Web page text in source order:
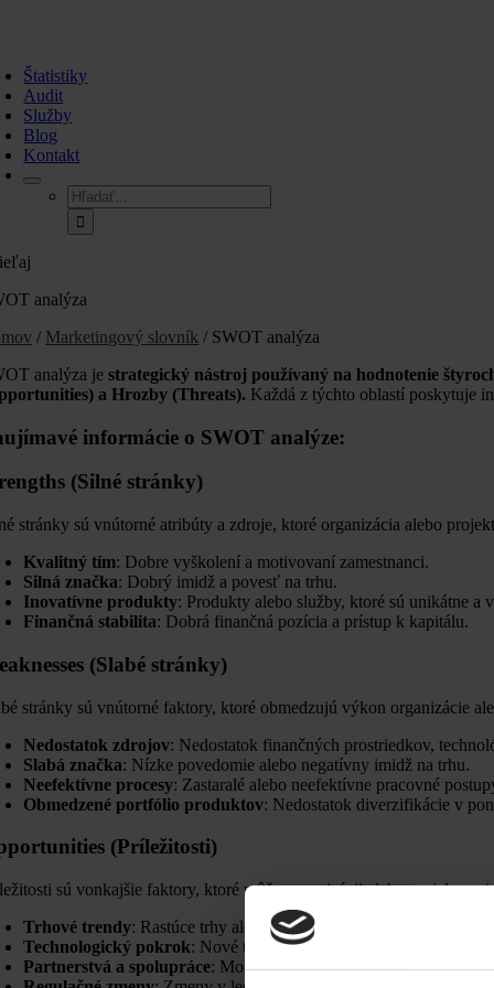
Štatistiky
Audit
Služby
Blog
Kontakt
Hľadať:
analýza
/ Marketingový slovník / SWOT analýza
analýza jestrategický nástroj používaný na hodnotenie
a Hrozby (Threats). Každá z týchto oblastí poskytuje
informácie o SWOT analýze:
(Silné stránky)
stránky sú vnútorné atribúty a zdroje, ktoré organizácia alebo
Kvalitný tím: Dobre vyškolení a motivovaní zamestnanci.
Silná značka: Dobrý imidž a povesť na trhu.
Inovatívne produkty: Produkty alebo služby, ktoré sú unikátne a
Finančná stabilita: Dobrá finančná pozícia a prístup k kapitálu.
(Slabé stránky)
stránky sú vnútorné faktory, ktoré obmedzujú výkon organizácie
Nedostatok zdrojov: Nedostatok finančných prostriedkov,
Slabá značka: Nízke povedomie alebo negatívny imidž na trhu.
Neefektívne procesy: Zastaralé alebo neefektívne pracovné
Obmedzené portfólio produktov: Nedostatok diverzifikácie v
(Príležitosti)
sú vonkajšie faktory, ktoré môžu organizácii alebo projektu
Trhové trendy: Rastúce trhy alebo nové segmenty trhu.
Technologický pokrok: Nové technológie, ktoré môžu zlepšiť
Partnerstvá a spolupráce: Možnosti pre strategické aliancie